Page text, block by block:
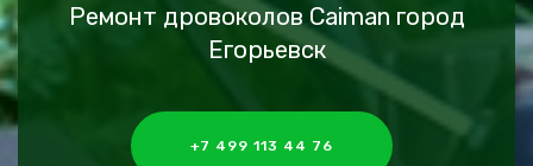
Ремонт дровоколов Caiman город
Егорьевск
+7 499 113 44 76